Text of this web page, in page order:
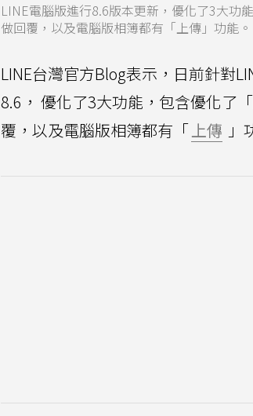
LINE電腦版進行8.6版本更新，優化了3大功
做回覆，以及電腦版相簿都有「上傳」功能
LINE台灣官方Blog表示，日前針對
8.6， 優化了3大功能，包含優化了
覆，以及電腦版相簿都有「上傳 」